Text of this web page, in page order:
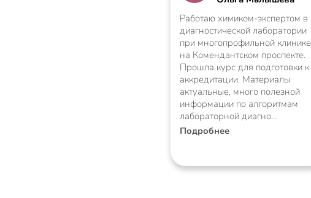
Работаю химиком-экспертом в
диагностической лаборатории
при многопрофильной клинике
на Комендантском проспекте.
Прошла курс для подготовки к
аккредитации. Материалы
актуальные, много полезной
информации по алгоритмам
лабораторной диагно
Подробнее